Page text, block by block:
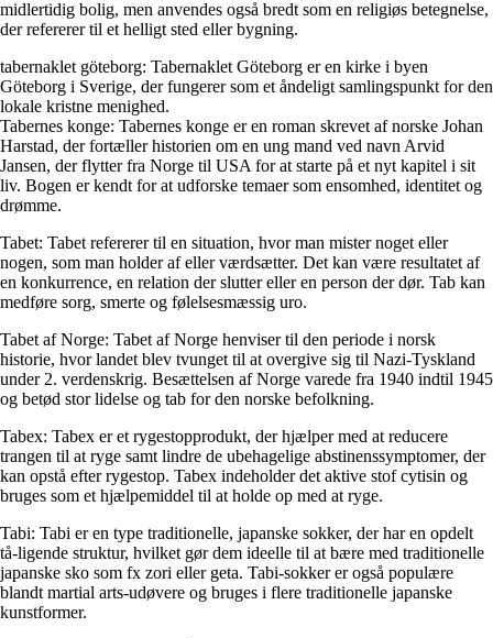
midlertidig bolig, men anvendes også bredt som en religiøs betegnelse,
der refererer til et helligt sted eller bygning.
tabernaklet göteborg: Tabernaklet Göteborg er en kirke i byen
Göteborg i Sverige, der fungerer som et åndeligt samlingspunkt for den
lokale kristne menighed.
Tabernes konge: Tabernes konge er en roman skrevet af norske Johan
Harstad, der fortæller historien om en ung mand ved navn Arvid
Jansen, der flytter fra Norge til USA for at starte på et nyt kapitel i sit
liv. Bogen er kendt for at udforske temaer som ensomhed, identitet og
drømme.
Tabet: Tabet refererer til en situation, hvor man mister noget eller
nogen, som man holder af eller værdsætter. Det kan være resultatet af
en konkurrence, en relation der slutter eller en person der dør. Tab kan
medføre sorg, smerte og følelsesmæssig uro.
Tabet af Norge: Tabet af Norge henviser til den periode i norsk
historie, hvor landet blev tvunget til at overgive sig til Nazi-Tyskland
under 2. verdenskrig. Besættelsen af Norge varede fra 1940 indtil 1945
og betød stor lidelse og tab for den norske befolkning.
Tabex: Tabex er et rygestopprodukt, der hjælper med at reducere
trangen til at ryge samt lindre de ubehagelige abstinenssymptomer, der
kan opstå efter rygestop. Tabex indeholder det aktive stof cytisin og
bruges som et hjælpemiddel til at holde op med at ryge.
Tabi: Tabi er en type traditionelle, japanske sokker, der har en opdelt
tå-ligende struktur, hvilket gør dem ideelle til at bære med traditionelle
japanske sko som fx zori eller geta. Tabi-sokker er også populære
blandt martial arts-udøvere og bruges i flere traditionelle japanske
kunstformer.